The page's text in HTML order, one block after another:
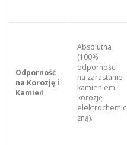
Odporność
na Korozję i
Kamień
Absolutna
(100%
odporności
na zarastanie
kamieniem i
korozję
elektrochemic
zną).